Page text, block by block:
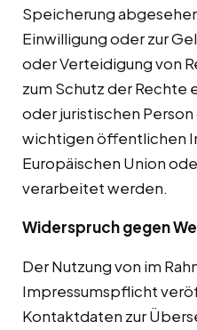
Speicherung
Einwilligung oder zur
oder Verteidigung von
zum Schutz der Rechte
oder juristischen
wichtigen öffentlichen
Europäischen Union
verarbeitet werden.
Widerspruch gegen
Der Nutzung von im
Impressumspflicht
Kontaktdaten zur